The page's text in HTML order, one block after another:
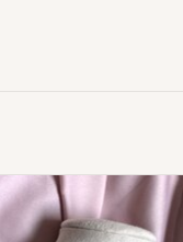
Kraaltjes Ketting Met Letter
ADD TO CART